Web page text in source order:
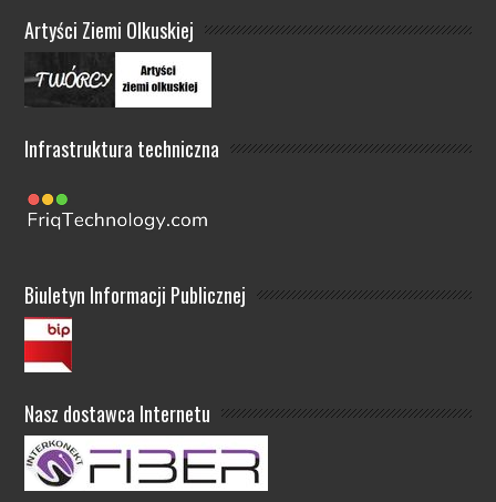
Artyści Ziemi Olkuskiej
Infrastruktura techniczna
Biuletyn Informacji Publicznej
Nasz dostawca Internetu